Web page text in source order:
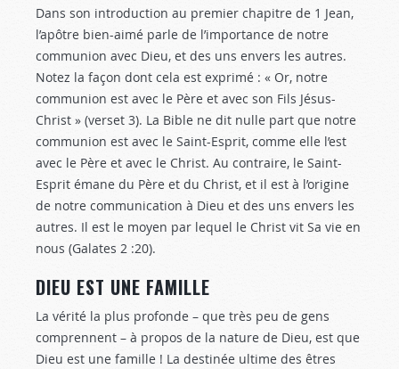
Dans son introduction au premier chapitre de 1 Jean,
l’apôtre bien-aimé parle de l’importance de notre
communion avec Dieu, et des uns envers les autres.
Notez la façon dont cela est exprimé : « Or, notre
communion est avec le Père et avec son Fils Jésus-
Christ » (verset 3). La Bible ne dit nulle part que notre
communion est avec le Saint-Esprit, comme elle l’est
avec le Père et avec le Christ. Au contraire, le Saint-
Esprit émane du Père et du Christ, et il est à l’origine
de notre communication à Dieu et des uns envers les
autres. Il est le moyen par lequel le Christ vit Sa vie en
nous (Galates 2 :20).
DIEU EST UNE FAMILLE
La vérité la plus profonde – que très peu de gens
comprennent – à propos de la nature de Dieu, est que
Dieu est une famille ! La destinée ultime des êtres